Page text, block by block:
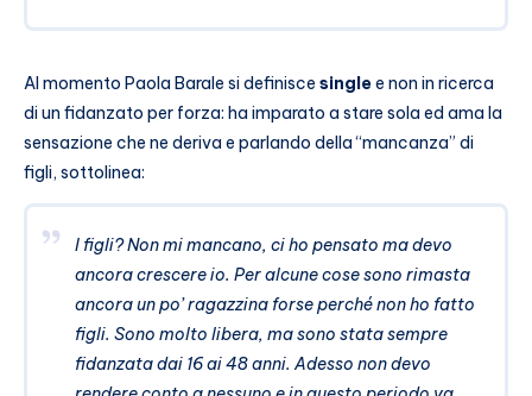
Al momento Paola Barale si definisce singlee non in ricerca
di un fidanzato per forza: ha imparato a stare sola ed ama la
sensazione che ne deriva e parlando della “mancanza” di
figli, sottolinea:
I figli? Non mi mancano, ci ho pensato ma devo
ancora crescere io. Per alcune cose sono rimasta
ancora un po’ ragazzina forse perché non ho fatto
figli. Sono molto libera, ma sono stata sempre
fidanzata dai 16 ai 48 anni. Adesso non devo